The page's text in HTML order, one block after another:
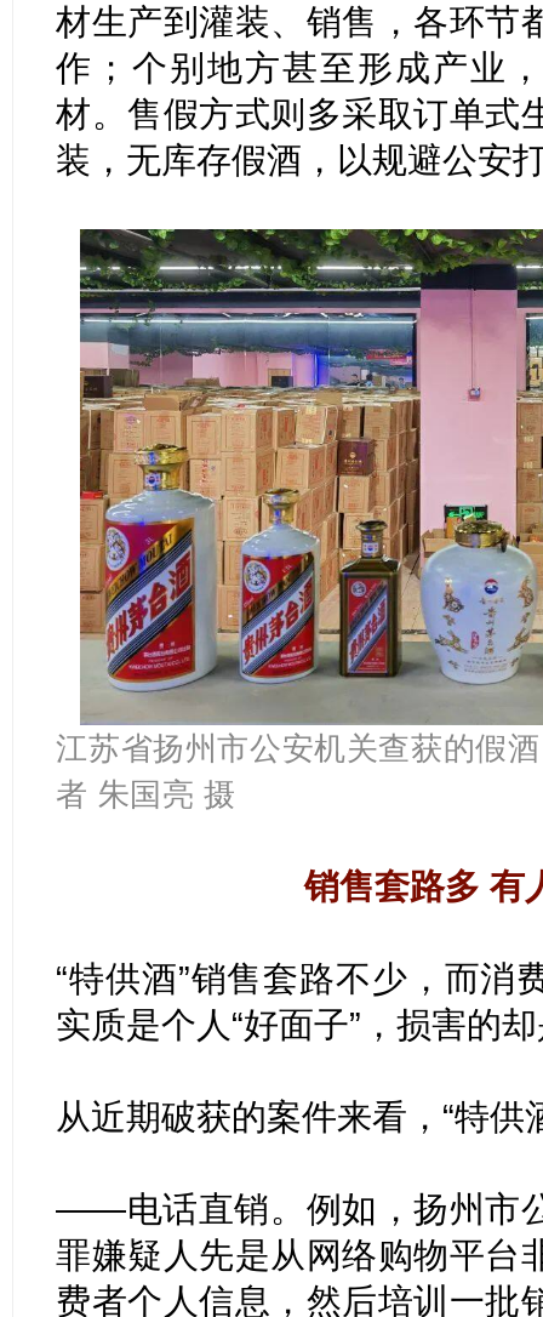
材生产到灌装、销售，各环节
作；个别地方甚至形成产业
材。售假方式则多采取订单式
装，无库存假酒，以规避公
江苏省扬州市公安机关查获的假
者 朱国亮 摄
销售套路多 有
“特供酒”销售套路不少，而消
实质是个人“好面子”，损害的
从近期破获的案件来看，“特供
——电话直销。例如，扬州市
罪嫌疑人先是从网络购物平台
费者个人信息，然后培训一批